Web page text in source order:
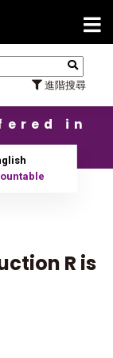
進階搜尋
年度第
in
R is